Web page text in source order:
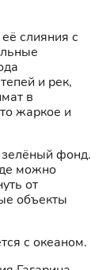
слияния с
и рек,
в
жаркое и
зелёный фонд.
можно
от
объекты
с океаном.